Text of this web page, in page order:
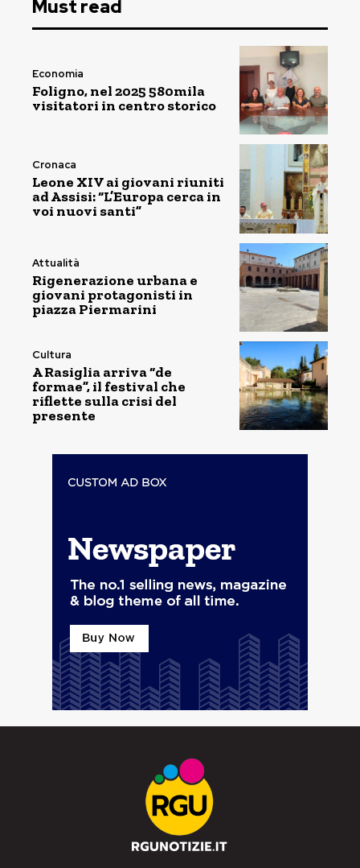
Must read
Economia
Foligno, nel 2025 580mila
visitatori in centro storico
Cronaca
Leone XIV ai giovani riuniti
ad Assisi: “L’Europa cerca in
voi nuovi santi”
Attualità
Rigenerazione urbana e
giovani protagonisti in
piazza Piermarini
Cultura
A Rasiglia arriva “de
formae”, il festival che
riflette sulla crisi del
presente